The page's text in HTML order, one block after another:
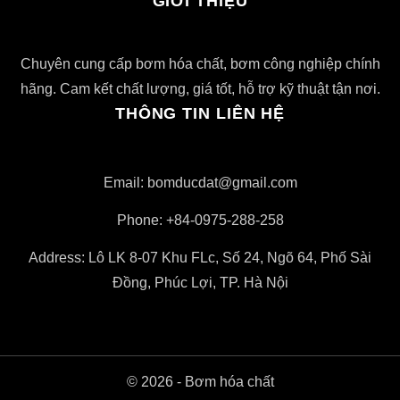
Chuyên cung cấp bơm hóa chất, bơm công nghiệp chính
hãng. Cam kết chất lượng, giá tốt, hỗ trợ kỹ thuật tận nơi.
THÔNG TIN LIÊN HỆ
Email: bomducdat@gmail.com
Phone: +84-0975-288-258
Address: Lô LK 8-07 Khu FLc, Số 24, Ngõ 64, Phố Sài
Đồng, Phúc Lợi, TP. Hà Nội
© 2026 - Bơm hóa chất